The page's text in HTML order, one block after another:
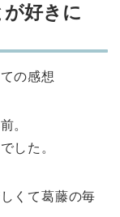
好きに
の感想
。
した。
くて葛藤の毎